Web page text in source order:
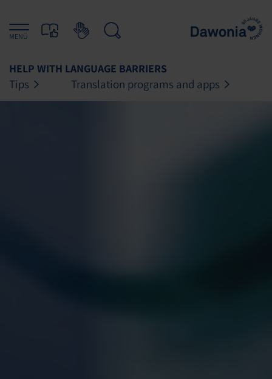
MENÜ
HELP WITH LANGUAGE BARRIERS
Tips Translation programs and apps